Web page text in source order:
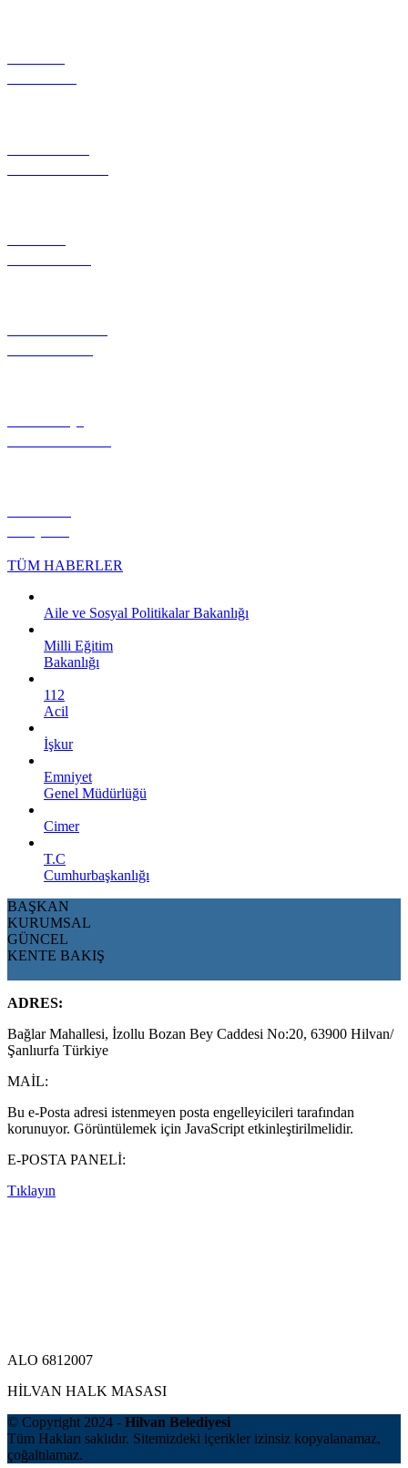
TÜM HABERLER
Aile ve Sosyal Politikalar Bakanlığı
Milli Eğitim
Bakanlığı
112
Acil
İşkur
Emniyet
Genel Müdürlüğü
Cimer
T.C
Cumhurbaşkanlığı
BAŞKAN
KURUMSAL
GÜNCEL
KENTE BAKIŞ
ADRES:
Bağlar Mahallesi, İzollu Bozan Bey Caddesi No:20, 63900 Hilvan/
Şanlıurfa Türkiye
MAİL:
Bu e-Posta adresi istenmeyen posta engelleyicileri tarafından
korunuyor. Görüntülemek için JavaScript etkinleştirilmelidir.
E-POSTA PANELİ:
Tıklayın
ALO 6812007
HİLVAN HALK MASASI
© Copyright 2024 - Hilvan Belediyesi
Tüm Hakları saklıdır. Sitemizdeki içerikler izinsiz kopyalanamaz,
çoğaltılamaz.